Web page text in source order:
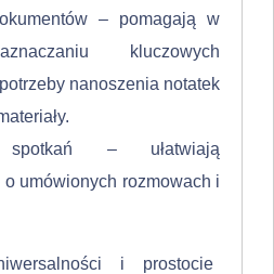
– pomagają w
kluczowych
nanoszenia notatek
spotkań – ułatwiają
umówionych rozmowach i
i prostocie